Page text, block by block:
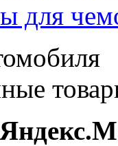
для